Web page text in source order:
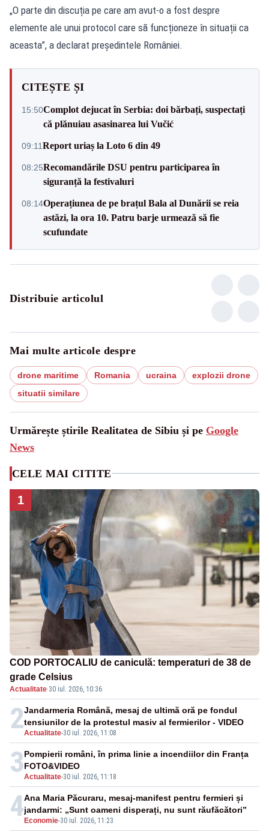
„O parte din discuția pe care am avut-o a fost despre
elemente ale unui protocol care să funcționeze în situații ca
aceasta”, a declarat președintele României.
CITEȘTE ȘI
15:50Complot dejucat în Serbia: doi bărbați, suspectați
că plănuiau asasinarea lui Vučić
09:11Report uriaș la Loto 6 din 49
08:25Recomandările DSU pentru participarea în
siguranță la festivaluri
08:14Operațiunea de pe brațul Bala al Dunării se reia
astăzi, la ora 10. Patru barje urmează să fie
scufundate
Distribuie articolul
Mai multe articole despre
drone maritime Romania ucraina
explozii drone
situatii similare
Urmărește știrile Realitatea de Sibiu și pe Google
News
CELE MAI CITITE
1
COD PORTOCALIU de caniculă: temperaturi de 38 de
grade Celsius
Actualitate·30 iul. 2026, 10:36
2Actualitate-30 iul. 2026, 11:08
Jandarmeria Română, mesaj de ultimă oră pe fondul
tensiunilor de la protestul masiv al fermierilor - VIDEO
3Actualitate-30 iul. 2026, 11:18
Pompierii români, în prima linie a incendiilor din Franța
FOTO&VIDEO
4 Economie-30 iul. 2026, 11:23
Ana Maria Păcuraru, mesaj-manifest pentru fermieri și
jandarmi: „Sunt oameni disperați, nu sunt răufăcători”